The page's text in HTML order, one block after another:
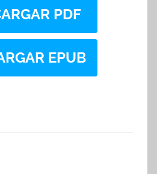
PDF
EPUB